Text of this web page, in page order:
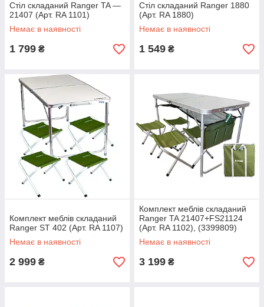
Стіл складаний Ranger TA —
21407 (Арт. RA 1101)
Немає в наявності
1 799 ₴
Стіл складаний Ranger 1880
(Арт. RA 1880)
Немає в наявності
1 549 ₴
Комплект меблів складаний
Ranger ST 402 (Арт. RA 1107)
Немає в наявності
2 999 ₴
Комплект меблів складаний
Ranger TA 21407+FS21124
(Арт. RA 1102), (3399809)
Немає в наявності
3 199 ₴